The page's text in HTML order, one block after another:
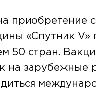
приобретение
«Спутник V»
50 стран.
на зарубежные